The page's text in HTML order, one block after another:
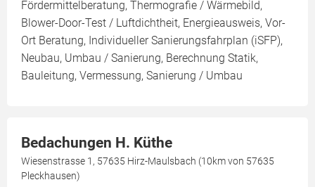
Fördermittelberatung, Thermografie / Wärmebild,
Blower-Door-Test / Luftdichtheit, Energieausweis, Vor-
Ort Beratung, Individueller Sanierungsfahrplan (iSFP),
Neubau, Umbau / Sanierung, Berechnung Statik,
Bauleitung, Vermessung, Sanierung / Umbau
Bedachungen H. Küthe
Wiesenstrasse 1, 57635 Hirz-Maulsbach (10km von 57635
Pleckhausen)